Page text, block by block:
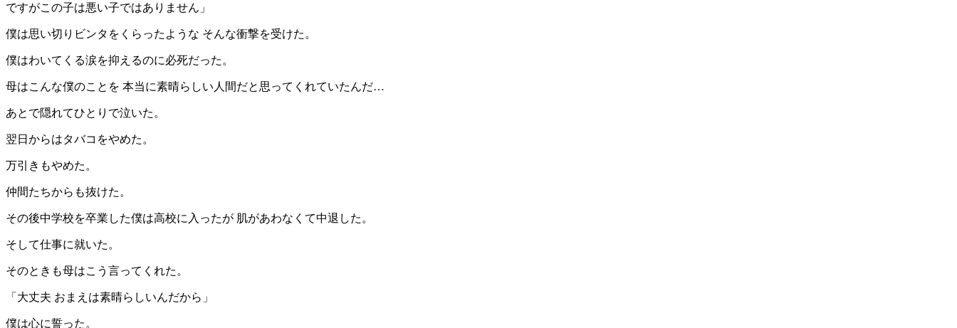
ですがこの子は悪い子ではありません」
僕は思い切りビンタをくらったような そんな衝撃を受けた。
僕はわいてくる涙を抑えるのに必死だった。
母はこんな僕のことを 本当に素晴らしい人間だと思ってくれていたんだ…
あとで隠れてひとりで泣いた。
翌日からはタバコをやめた。
万引きもやめた。
仲間たちからも抜けた。
その後中学校を卒業した僕は高校に入ったが 肌があわなくて中退した。
そして仕事に就いた。
そのときも母はこう言ってくれた。
「大丈夫 おまえは素晴らしいんだから」
僕は心に誓った。